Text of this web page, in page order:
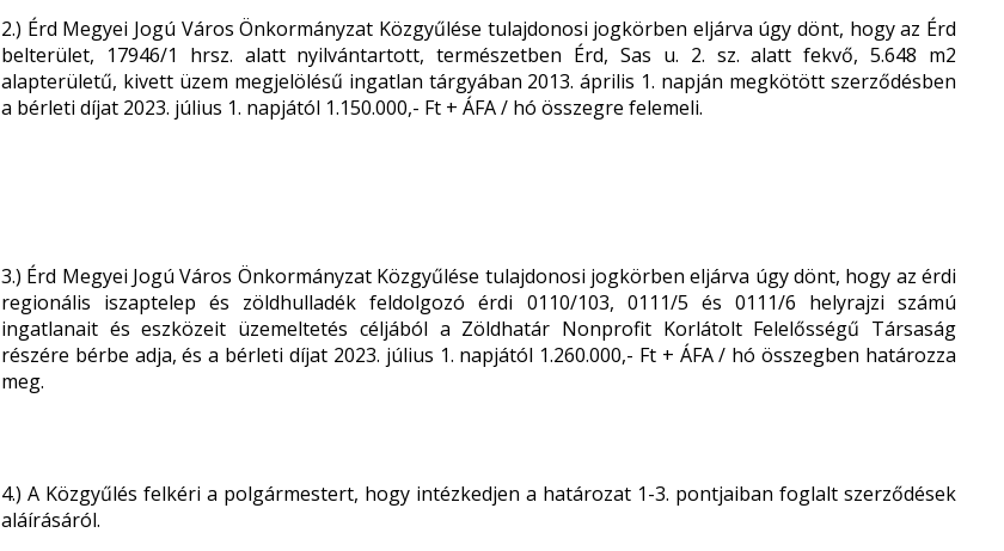
2.) Érd Megyei Jogú Város Önkormányzat Közgyűlése tulajdonosi jogkörben eljárva úgy dönt, hogy az Érd
belterület, 17946/1 hrsz. alatt nyilvántartott, természetben Érd, Sas u. 2. sz. alatt fekvő, 5.648 m2
alapterületű, kivett üzem megjelölésű ingatlan tárgyában 2013. április 1. napján megkötött szerződésben
a bérleti díjat 2023. július 1. napjától 1.150.000,- Ft + ÁFA / hó összegre felemeli.
3.) Érd Megyei Jogú Város Önkormányzat Közgyűlése tulajdonosi jogkörben eljárva úgy dönt, hogy az érdi
regionális iszaptelep és zöldhulladék feldolgozó érdi 0110/103, 0111/5 és 0111/6 helyrajzi számú
ingatlanait és eszközeit üzemeltetés céljából a Zöldhatár Nonprofit Korlátolt Felelősségű Társaság
részére bérbe adja, és a bérleti díjat 2023. július 1. napjától 1.260.000,- Ft + ÁFA / hó összegben határozza
meg.
4.) A Közgyűlés felkéri a polgármestert, hogy intézkedjen a határozat 1-3. pontjaiban foglalt szerződések
aláírásáról.